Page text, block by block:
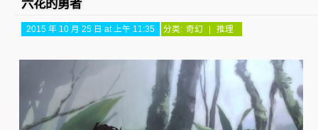
六花的勇者
2015 年 10 月 25 日 at 上午 11:35 分类: 奇幻 | 推理